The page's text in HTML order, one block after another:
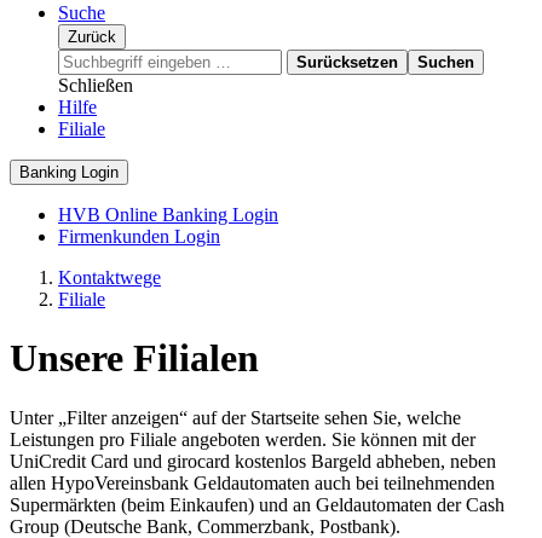
Suche
Zurück
Surücksetzen
Suchen
Schließen
Hilfe
Filiale
Banking Login
HVB Online Banking Login
Firmenkunden Login
Kontaktwege
Filiale
Unsere Filialen
Unter „Filter anzeigen“ auf der Startseite sehen Sie, welche
Leistungen pro Filiale angeboten werden. Sie können mit der
UniCredit Card und girocard kostenlos Bargeld abheben, neben
allen HypoVereinsbank Geldautomaten auch bei teilnehmenden
Supermärkten (beim Einkaufen) und an Geldautomaten der Cash
Group (Deutsche Bank, Commerzbank, Postbank).